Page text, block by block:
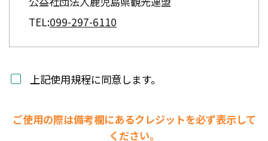
TEL:099-297-6110
上記使用規程に同意します。
ご使用の際は備考欄にあるクレジットを必ず表示して
ください。